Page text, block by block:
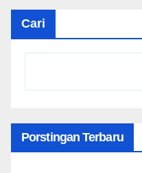
Cari
Porstingan Terbaru